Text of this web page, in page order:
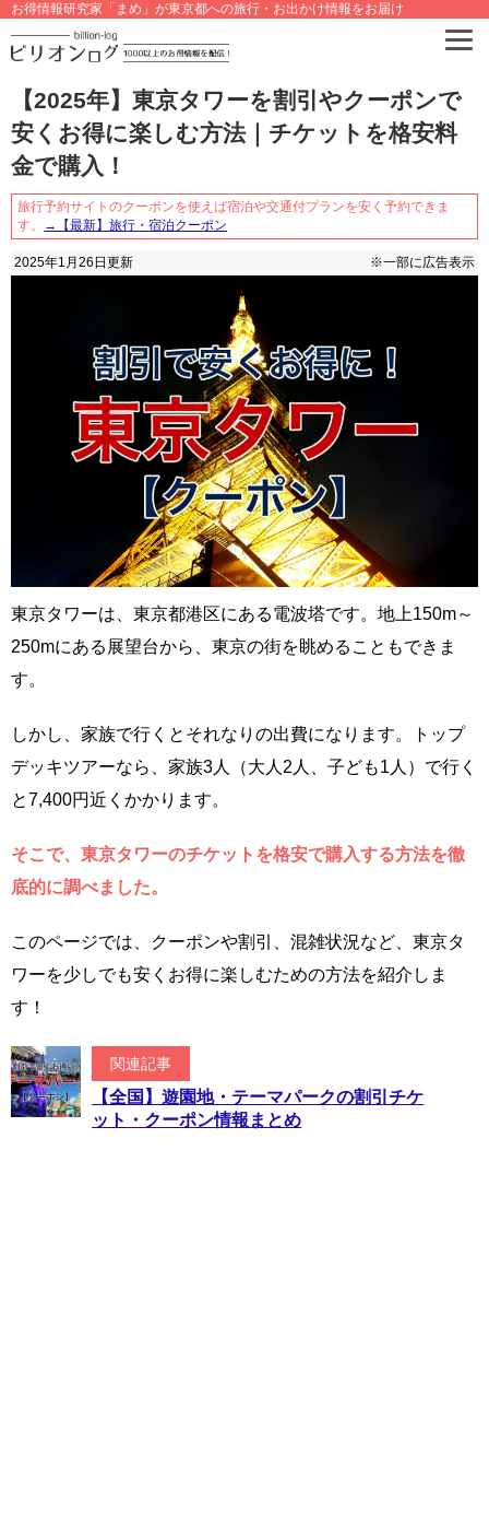
お得情報研究家「まめ」が東京都への旅行・お出かけ情報をお届け
【2025年】東京タワーを割引やクーポンで
安くお得に楽しむ方法｜チケットを格安料
金で購入！
旅行予約サイトのクーポンを使えば宿泊や交通付プランを安く予約できま
す。
→【最新】旅行・宿泊クーポン
2025年1月26日 更新 ※一部に広告表示
東京タワーは、東京都港区にある電波塔です。地上150m～
250mにある展望台から、東京の街を眺めることもできま
す。
しかし、家族で行くとそれなりの出費になります。トップ
デッキツアーなら、家族3人（大人2人、子ども1人）で行く
と7,400円近くかかります。
そこで、東京タワーのチケットを格安で購入する方法を徹
底的に調べました。
このページでは、クーポンや割引、混雑状況など、東京タ
ワーを少しでも安くお得に楽しむための方法を紹介しま
す！
関連記事
【全国】遊園地・テーマパークの割引チケ
ット・クーポン情報まとめ